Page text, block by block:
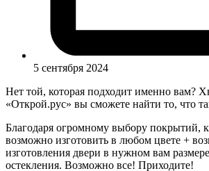
5 сентября 2024
Нет той, которая подходит именно вам?
«Открой.рус» вы сможете найти то, что
Благодаря огромному выбору покрытий,
возможно изготовить в любом цвете +
изготовления двери в нужном вам
остекления. Возможно все! Приходите!